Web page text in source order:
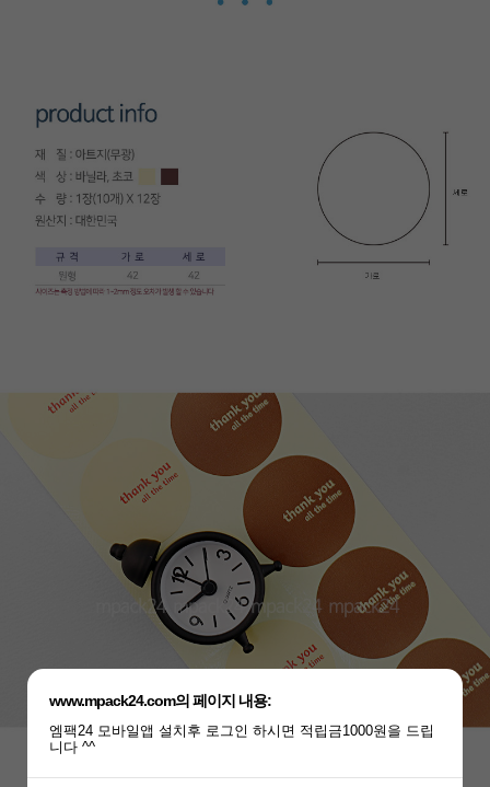
www.mpack24.com의 페이지 내용:
엠팩24 모바일앱 설치후 로그인 하시면 적립금1000원을 드립
니다 ^^